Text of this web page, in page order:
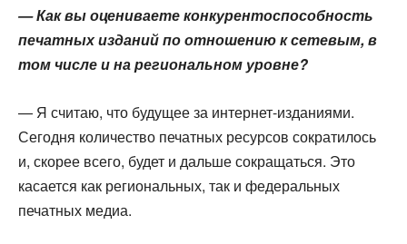
— Как вы оцениваете конкурентоспособность
печатных изданий по отношению к сетевым, в
том числе и на региональном уровне?
— Я считаю, что будущее за интернет-изданиями.
Сегодня количество печатных ресурсов сократилось
и, скорее всего, будет и дальше сокращаться. Это
касается как региональных, так и федеральных
печатных медиа.